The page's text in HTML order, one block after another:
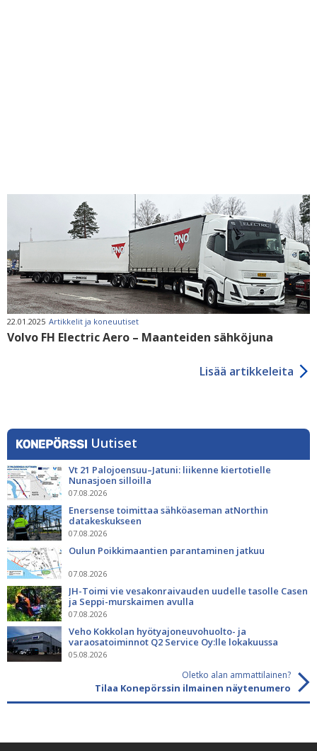
22.01.2025 Artikkelit ja koneuutiset
Volvo FH Electric Aero – Maanteiden sähköjuna
Lisää artikkeleita
Uutiset
Vt 21 Palojoensuu–Jatuni: liikenne kiertotielle
Nunasjoen silloilla
07.08.2026
Enersense toimittaa sähköaseman atNorthin
datakeskukseen
07.08.2026
Oulun Poikkimaantien parantaminen jatkuu
07.08.2026
JH-Toimi vie vesakonraivauden uudelle tasolle Casen
ja Seppi-murskaimen avulla
07.08.2026
Veho Kokkolan hyötyajoneuvohuolto- ja
varaosatoiminnot Q2 Service Oy:lle lokakuussa
05.08.2026
Oletko alan ammattilainen?
Tilaa Konepörssin ilmainen näytenumero